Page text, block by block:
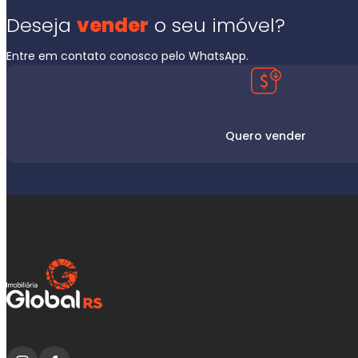
Deseja vender o seu imóvel?
Entre em contato conosco pelo WhatsApp.
Quero vender